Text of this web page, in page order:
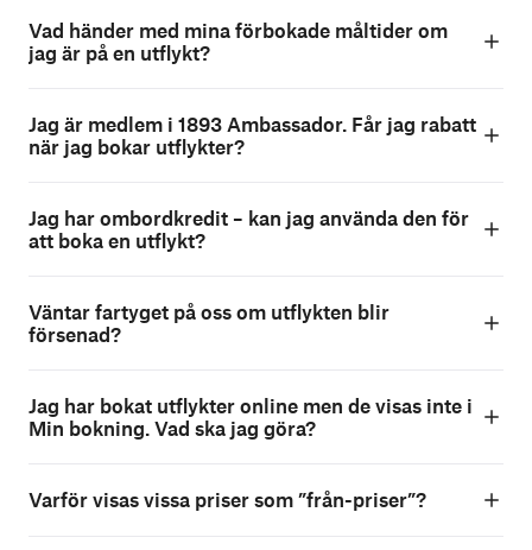
Vad händer med mina förbokade måltider om
jag är på en utflykt?
Jag är medlem i 1893 Ambassador. Får jag rabatt
när jag bokar utflykter?
Jag har ombordkredit – kan jag använda den för
att boka en utflykt?
Väntar fartyget på oss om utflykten blir
försenad?
Jag har bokat utflykter online men de visas inte i
Min bokning. Vad ska jag göra?
Varför visas vissa priser som ”från-priser”?